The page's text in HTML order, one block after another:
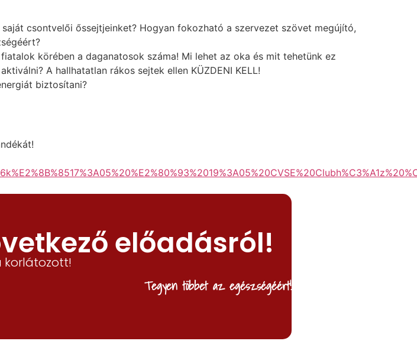
csontvelői őssejtjeinket? Hogyan fokozható a szervezet szövet megújító,
körében a daganatosok száma! Mi lehet az oka és mit tehetünk ez
A hallhatatlan rákos sejtek ellen KÜZDENI KELL!
biztosítani?
Tegyen többet az egészségéért!
előadásról!
korlátozott!